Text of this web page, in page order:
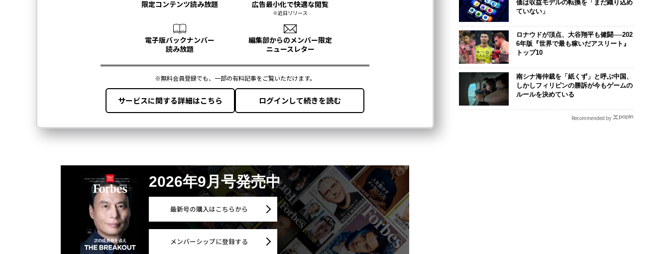
2026年9月号発売中
最新号の購入はこちらから
メンバーシップに登録する
価は収益モデルの転換を「まだ織り込め
ていない」
ロナウドが頂点、大谷翔平も健闘──202
6年版『世界で最も稼いだアスリート』
トップ10
南シナ海仲裁を「紙くず」と呼ぶ中国、
しかしフィリピンの勝訴が今もゲームの
ルールを決めている
Recommended by